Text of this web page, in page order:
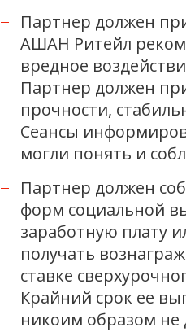
Партнер должен
АШАН Ритейл
вредное
Партнер должен
прочности,
Сеансы
могли понять и
Партнер должен
форм социальной
заработную плату
получать
ставке
Крайний срок ее
никоим образом не